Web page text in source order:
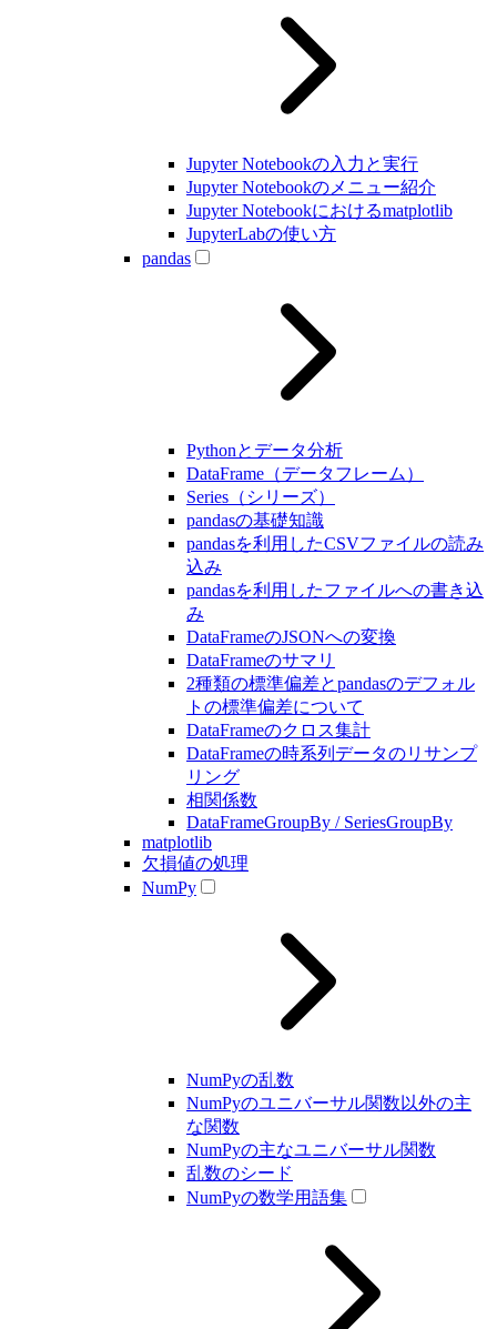
Jupyter Notebookの入力と実行
Jupyter Notebookのメニュー紹介
Jupyter Notebookにおけるmatplotlib
JupyterLabの使い方
pandas
Pythonとデータ分析
DataFrame（データフレーム）
Series（シリーズ）
pandasの基礎知識
pandasを利用したCSVファイルの読み
込み
pandasを利用したファイルへの書き込
み
DataFrameのJSONへの変換
DataFrameのサマリ
2種類の標準偏差とpandasのデフォル
トの標準偏差について
DataFrameのクロス集計
DataFrameの時系列データのリサンプ
リング
相関係数
DataFrameGroupBy / SeriesGroupBy
matplotlib
欠損値の処理
NumPy
NumPyの乱数
NumPyのユニバーサル関数以外の主
な関数
NumPyの主なユニバーサル関数
乱数のシード
NumPyの数学用語集